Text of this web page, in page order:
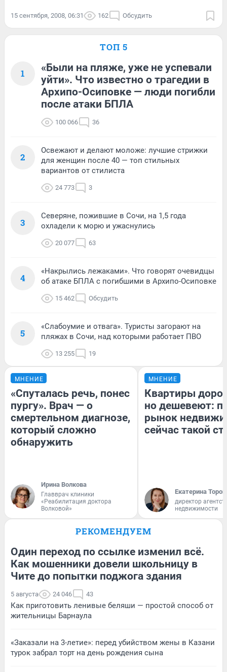
15 сентября, 2008, 06:31 162 Обсудить
ТОП 5
1
«Были на пляже, уже не успевали
уйти». Что известно о трагедии в
Архипо-Осиповке — люди погибли
после атаки БПЛА
100 066 36
2
Освежают и делают моложе: лучшие стрижки
для женщин после 40 — топ стильных
вариантов от стилиста
24 773 3
3
Северяне, пожившие в Сочи, на 1,5 года
охладели к морю и ужаснулись
20 077 63
4
«Накрылись лежаками». Что говорят очевидцы
об атаке БПЛА с погибшими в Архипо-Осиповке
15 462 Обсудить
5
«Слабоумие и отвага». Туристы загорают на
пляжах в Сочи, над которыми работает ПВО
13 255 19
МНЕНИЕ
«Спуталась речь, понес
пургу». Врач — о
смертельном диагнозе,
который сложно
обнаружить
Ирина Волкова
Главврач клиники
«Реабилитация доктора
Волковой»
МНЕНИЕ
Квартиры
но дешевеют:
рынок
сейчас такой
Екатерина
директор
недвижимости
РЕКОМЕНДУЕМ
Один переход по ссылке изменил всё.
Как мошенники довели школьницу в
Чите до попытки поджога здания
5 августа 24 046 43
Как приготовить ленивые беляши — простой способ от
жительницы Барнаула
«Заказали на 3-летие»: перед убийством жены в Казани
турок забрал торт на день рождения сына